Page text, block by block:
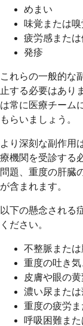
めまい
味覚または
疲労感また
発疹
これらの一般的な
止する必要はあり
は常に医療チーム
もらいましょう。
より深刻な副作用
療機関を受診する
問題、重度の肝臓
が含まれます。
以下の懸念される
ください。
不整脈または
重度の吐き
皮膚や眼の黄
濃い尿または
重度の疲労
呼吸困難ま